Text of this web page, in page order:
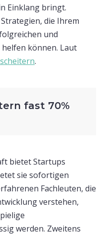
Einklang bringt.
die Ihrem
und
können. Laut
.
fast 70%
bietet Startups
sie sofortigen
Fachleuten, die
verstehen,
werden. Zweitens